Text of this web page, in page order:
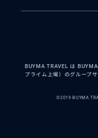
BUYMA TRAVEL は
プライム上場）のグループサ
©2019 BUYMA